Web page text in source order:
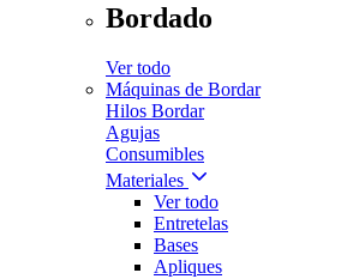
Bordado
Ver todo
Máquinas de Bordar
Hilos Bordar
Agujas
Consumibles
Materiales
Ver todo
Entretelas
Bases
Apliques